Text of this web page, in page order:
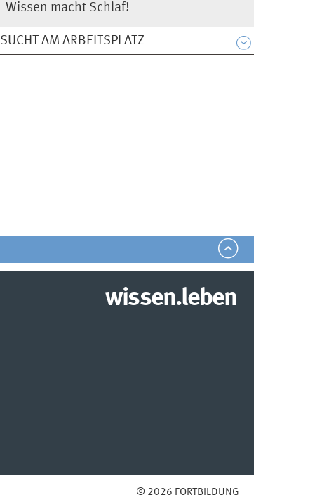
Wissen macht Schlaf!
SUCHT AM ARBEITSPLATZ
wissen.leben
© 2026 FORTBILDUNG